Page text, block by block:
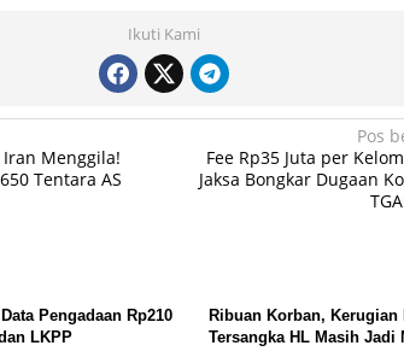
Ikuti Kami
Menggila!
Tentara AS
Pos
Fee Rp35 Juta per
Jaksa Bongkar Dugaan
Pengadaan Rp210
LKPP
Ribuan Korban, Kerugian
Tersangka HL Masih Jadi